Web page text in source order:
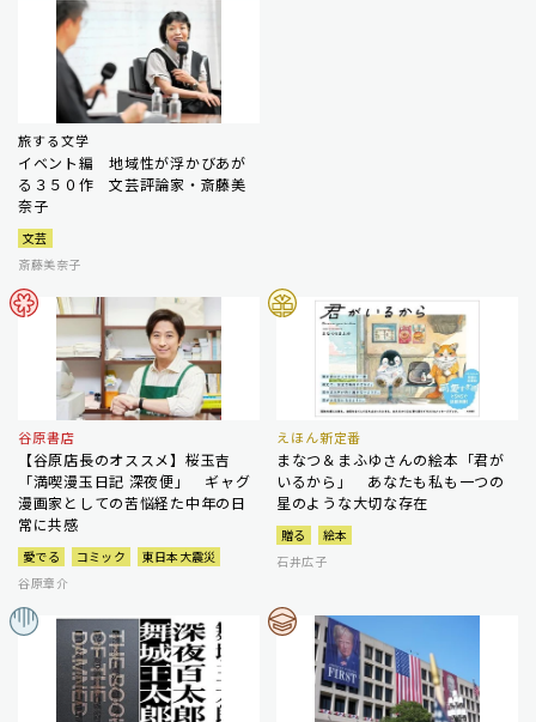
旅する文学
イベント編 地域性が浮かびあが
る３５０作 文芸評論家・斎藤美
奈子
文芸
斎藤美奈子
谷原書店
【谷原店長のオススメ】桜玉吉
「満喫漫玉日記 深夜便」 ギャグ
漫画家としての苦悩経た中年の日
常に共感
愛でる コミック
東日本大震災
谷原章介
えほん新定番
まなつ＆まふゆさんの絵本「君が
いるから」 あなたも私も一つの
星のような大切な存在
贈る
絵本
石井広子